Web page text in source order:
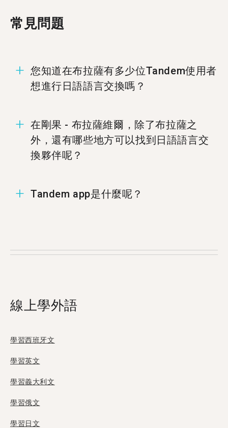
常見問題
您知道在布拉薩有多少位Tandem使用者
想進行日語語言交換嗎？
在剛果 - 布拉薩維爾，除了布拉薩之
外，還有哪些地方可以找到日語語言交
換夥伴呢？
%%randomCity%%，和%%randomCity%%找到日
Tandem app是什麼呢？
Tandem，當中有18位使用者來自布拉薩。
線上學外語
學習西班牙文
學習英文
學習義大利文
學習俄文
學習日文